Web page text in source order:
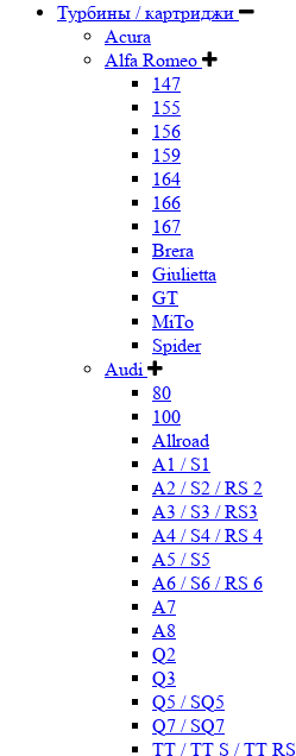
Турбины / картриджи
Acura
Alfa Romeo
147
155
156
159
164
166
167
Brera
Giulietta
GT
MiTo
Spider
Audi
80
100
Allroad
A1 / S1
A2 / S2 / RS 2
A3 / S3 / RS3
A4 / S4 / RS 4
A5 / S5
A6 / S6 / RS 6
A7
A8
Q2
Q3
Q5 / SQ5
Q7 / SQ7
TT / TT S / TT RS